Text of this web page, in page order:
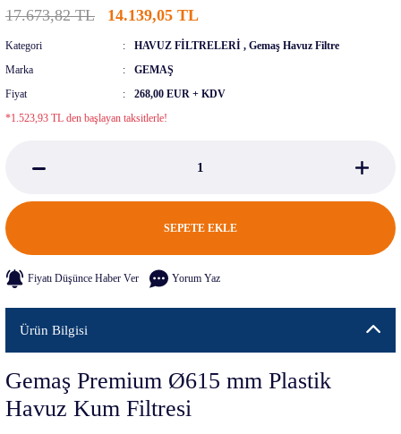
17.673,82 TL 14.139,05 TL
Kategori HAVUZ FİLTRELERİ , Gemaş Havuz Filtre
Marka
GEMAŞ
Fiyat
268,00 EUR + KDV
*1.523,93 TL den başlayan taksitlerle!
SEPETE EKLE
Fiyatı Düşünce Haber Ver Yorum Yaz
Ürün Bilgisi
Gemaş Premium Ø615 mm Plastik
Havuz Kum Filtresi